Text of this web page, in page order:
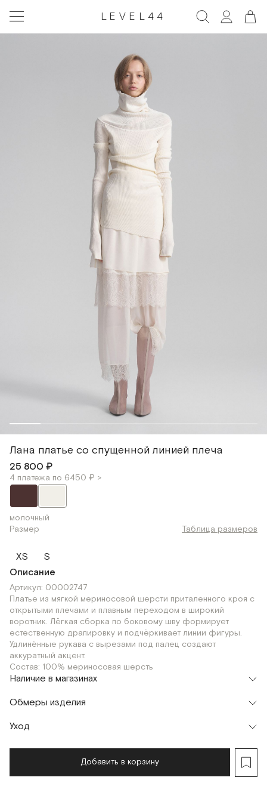
LEVEL44
Лана платье со спущенной линией плеча
25 800 ₽
4 платежа по 6450 ₽ >
молочный
Размер
Таблица размеров
XS
S
Описание
Артикул: 00002747
Платье из мягкой мериносовой шерсти приталенного кроя с
открытыми плечами и плавным переходом в широкий
воротник. Лёгкая сборка по боковому шву формирует
естественную драпировку и подчёркивает линии фигуры.
Удлинённые рукава с вырезами под палец создают
аккуратный акцент.
Состав: 100% мериносовая шерсть
Наличие в магазинах
Флагман
г. Москва, Малая Бронная 16
XS
г. Москва, Малая Бронная 24/3
XS
Обмеры изделия
Мерки, см
Уход
Добавить в корзину